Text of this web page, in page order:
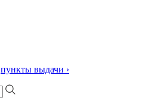
пункты выдачи ›